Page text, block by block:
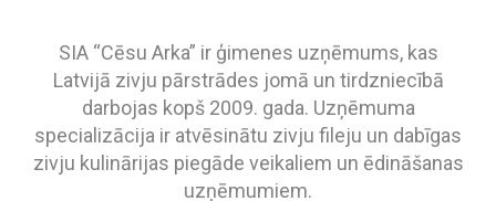
SIA “Cēsu Arka” ir ģimenes uzņēmums, kas
Latvijā zivju pārstrādes jomā un tirdzniecībā
darbojas kopš 2009. gada. Uzņēmuma
specializācija ir atvēsinātu zivju fileju un dabīgas
zivju kulinārijas piegāde veikaliem un ēdināšanas
uzņēmumiem.